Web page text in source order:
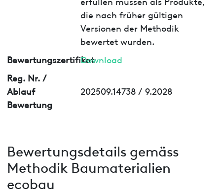
die nach früher gültigen
Versionen der Methodik
bewertet wurden.
BewertungszertifikatDownload
Reg. Nr. /
Ablauf
Bewertung
202509.14738 / 9.2028
Bewertungsdetails gemäss
Methodik Baumaterialien
ecobau